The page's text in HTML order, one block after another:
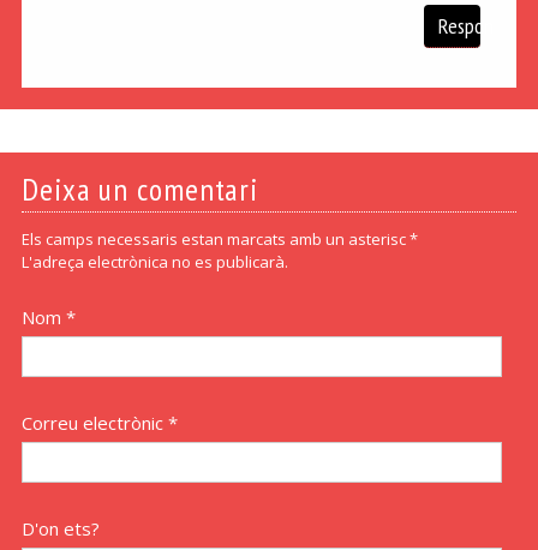
Respon
Deixa un comentari
Els camps necessaris estan marcats amb un asterisc *
L'adreça electrònica no es publicarà.
Nom *
Correu electrònic *
D'on ets?